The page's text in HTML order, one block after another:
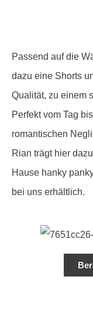
Passend auf die
dazu eine Shorts
Qualität, zu einem
Perfekt vom Tag
romantischen
Rian trägt hier
Hause hanky
bei uns erhältlich.